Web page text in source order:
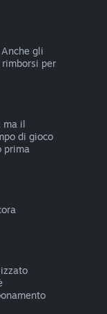
gli
per
ma il
di gioco
prima